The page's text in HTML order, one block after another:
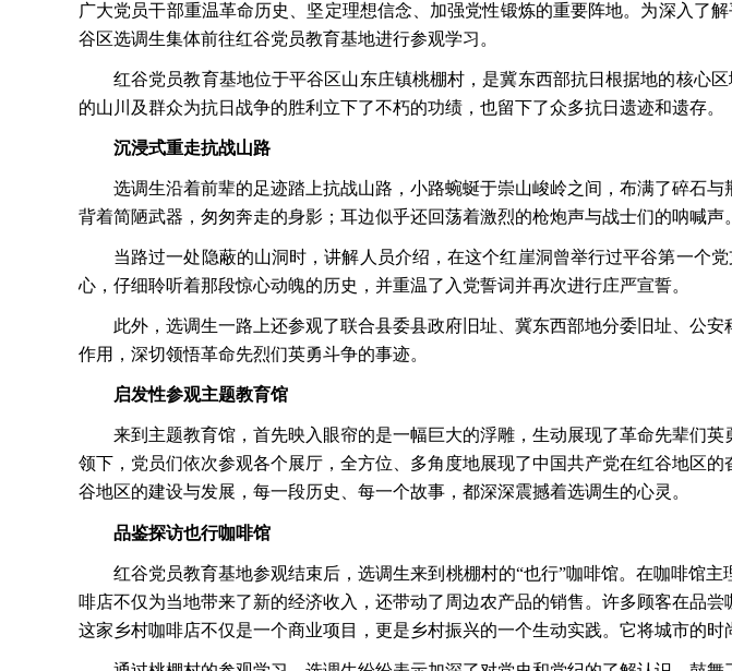
广大党员干部重温革命历史、坚定理想信念、加强党性锻炼的重要阵地。为深入了
谷区选调生集体前往红谷党员教育基地进行参观学习。
红谷党员教育基地位于平谷区山东庄镇桃棚村，是冀东西部抗日根据地的核心区
的山川及群众为抗日战争的胜利立下了不朽的功绩，也留下了众多抗日遗迹和遗存。
沉浸式重走抗战山路
选调生沿着前辈的足迹踏上抗战山路，小路蜿蜒于崇山峻岭之间，布满了碎石
背着简陋武器，匆匆奔走的身影；耳边似乎还回荡着激烈的枪炮声与战士们的呐喊声。
当路过一处隐蔽的山洞时，讲解人员介绍，在这个红崖洞曾举行过平谷第一个党
心，仔细聆听着那段惊心动魄的历史，并重温了入党誓词并再次进行庄严宣誓。
此外，选调生一路上还参观了联合县委县政府旧址、冀东西部地分委旧址、公
作用，深切领悟革命先烈们英勇斗争的事迹。
启发性参观主题教育馆
来到主题教育馆，首先映入眼帘的是一幅巨大的浮雕，生动展现了革命先辈们
领下，党员们依次参观各个展厅，全方位、多角度地展现了中国共产党在红谷地区
谷地区的建设与发展，每一段历史、每一个故事，都深深震撼着选调生的心灵。
品鉴探访也行咖啡馆
红谷党员教育基地参观结束后，选调生来到桃棚村的“也行”咖啡馆。在咖啡馆
啡店不仅为当地带来了新的经济收入，还带动了周边农产品的销售。许多顾客在品
这家乡村咖啡店不仅是一个商业项目，更是乡村振兴的一个生动实践。它将城市的